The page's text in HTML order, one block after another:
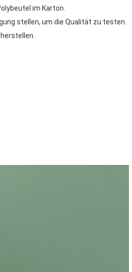
im Karton.
stellen, um die Qualität zu testen.